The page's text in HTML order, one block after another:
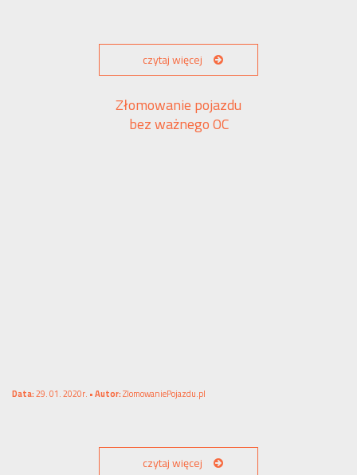
czytaj więcej
Złomowanie pojazdu
bez ważnego OC
Data:29. 01. 2020r. •Autor:ZlomowaniePojazdu.pl
czytaj więcej